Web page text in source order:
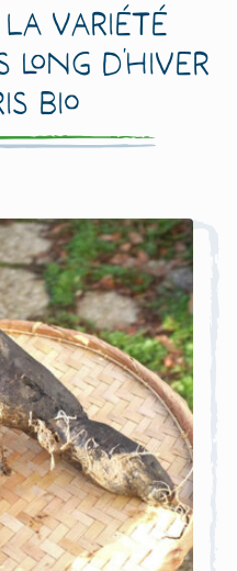
variété
Long d’Hiver
Bio